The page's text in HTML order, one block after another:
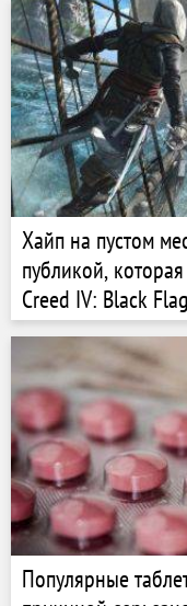
Хайп на пустом
публикой,
Creed IV: Black Flag
Популярные